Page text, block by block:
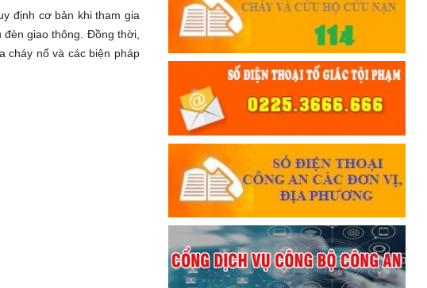
định cơ bản khi tham gia
giao thông. Đồng thời,
cháy nổ và các biện pháp